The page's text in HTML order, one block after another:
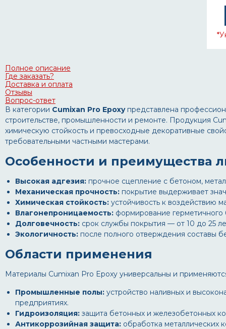
Полное описание
Где заказать?
Доставка и оплата
Отзывы
Вопрос-ответ
В категории Cumixan Pro Epoxyпредставлена
строительстве, промышленности и ремонте. Продукция
химическую стойкость и превосходные декоративные
требовательными частными мастерами.
Особенности и преимущества
Высокая адгезия: прочное сцепление с бетоном,
Механическая прочность: покрытие выдерживает
Химическая стойкость: устойчивость к воздействию
Влагонепроницаемость: формирование
Долговечность: срок службы покрытия — от 10 до 25
Экологичность: после полного отверждения составы
Области применения
Материалы Cumixan Pro Epoxy универсальны и
Промышленные полы: устройство наливных и
предприятиях.
Гидроизоляция: защита бетонных и железобетонных
Антикоррозийная защита: обработка металлических